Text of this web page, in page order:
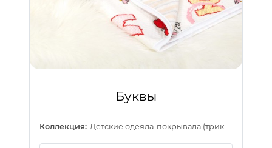
Буквы
Коллекция: Детские одеяла-покрывала (трикотаж)